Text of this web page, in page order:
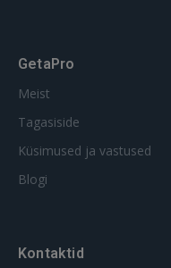
GetaPro
Meist
Tagasiside
Küsimused ja vastused
Blogi
Kontaktid